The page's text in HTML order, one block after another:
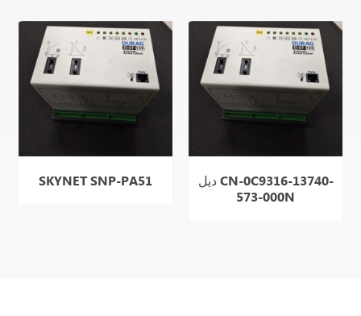
SKYNET SNP-PA51
ديل CN-0C9316-13740-
573-000N